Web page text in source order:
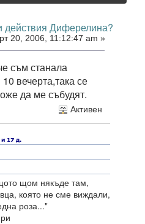
действия Диферелина?
20, 2006, 11:12:47 am »
съм станала
вечерта,така се
да ме събудят.
Активен
щом някъде там,
която не сме виждали,
роза..."